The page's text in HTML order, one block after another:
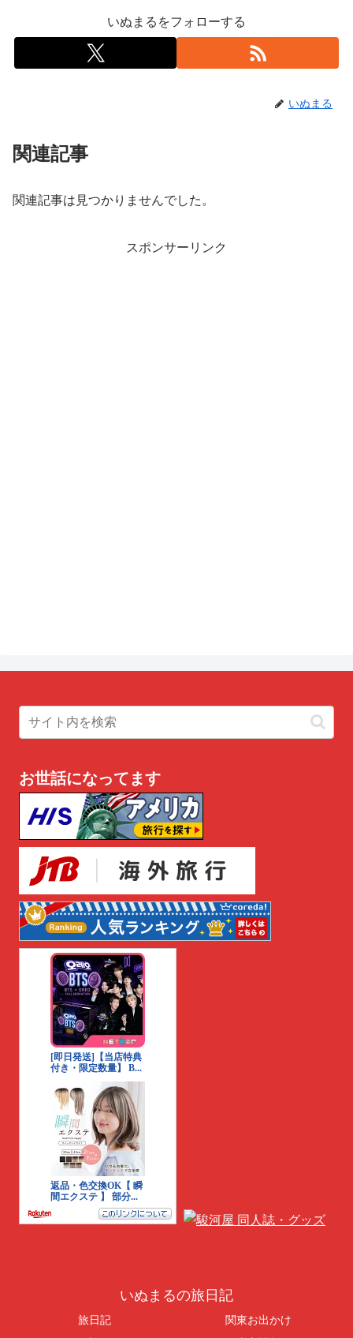
いぬまるをフォローする
いぬまる
関連記事
関連記事は見つかりませんでした。
スポンサーリンク
お世話になってます
いぬまるの旅日記
旅日記
関東お出かけ